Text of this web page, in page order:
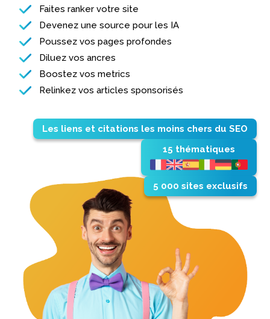
Faites ranker votre site
Devenez une source pour les IA
Poussez vos pages profondes
Diluez vos ancres
Boostez vos metrics
Relinkez vos articles sponsorisés
Les liens et citations les moins chers du SEO
15 thématiques
5 000 sites exclusifs